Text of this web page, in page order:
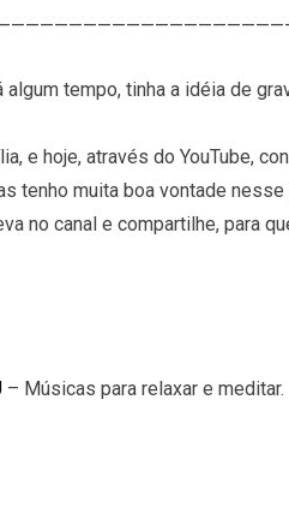
tempo, tinha a idéia de
e hoje, através do YouTube,
tenho muita boa vontade
no canal e compartilhe, para
– Músicas para relaxar e meditar.